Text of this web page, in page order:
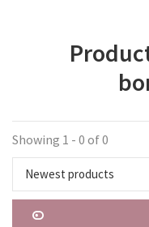
Showing 1 - 0 of 0
Newest products